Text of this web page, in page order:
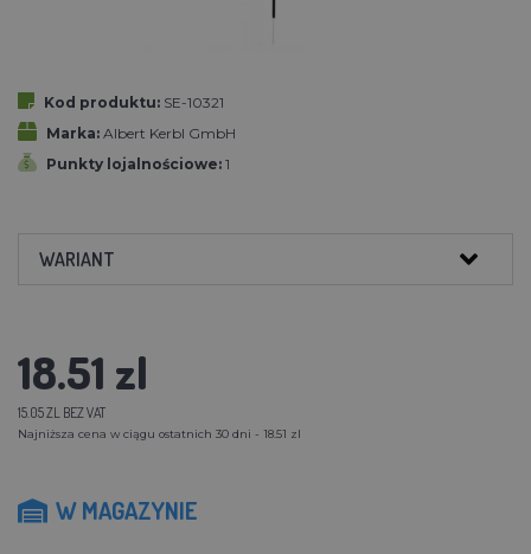
Kod produktu: SE-10321
Marka: Albert Kerbl GmbH
Punkty lojalnościowe: 1
WARIANT
18.51 zl
15.05 ZL BEZ VAT
Najniższa cena w ciągu ostatnich 30 dni - 18.51 zl
W MAGAZYNIE